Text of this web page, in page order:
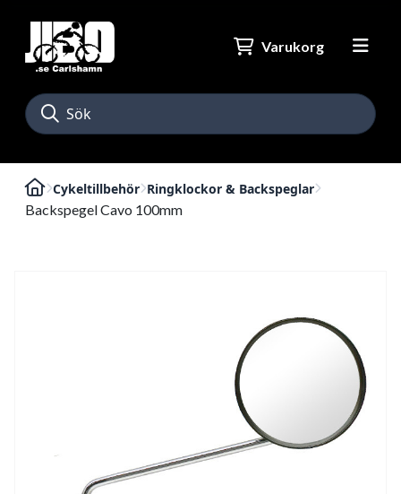
Varukorg
Cykeltillbehör Ringklockor & Backspeglar
Backspegel Cavo 100mm